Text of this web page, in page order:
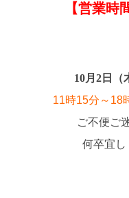
【営業時
10月2日（
11時15分～18
ご不便ご
何卒宜し